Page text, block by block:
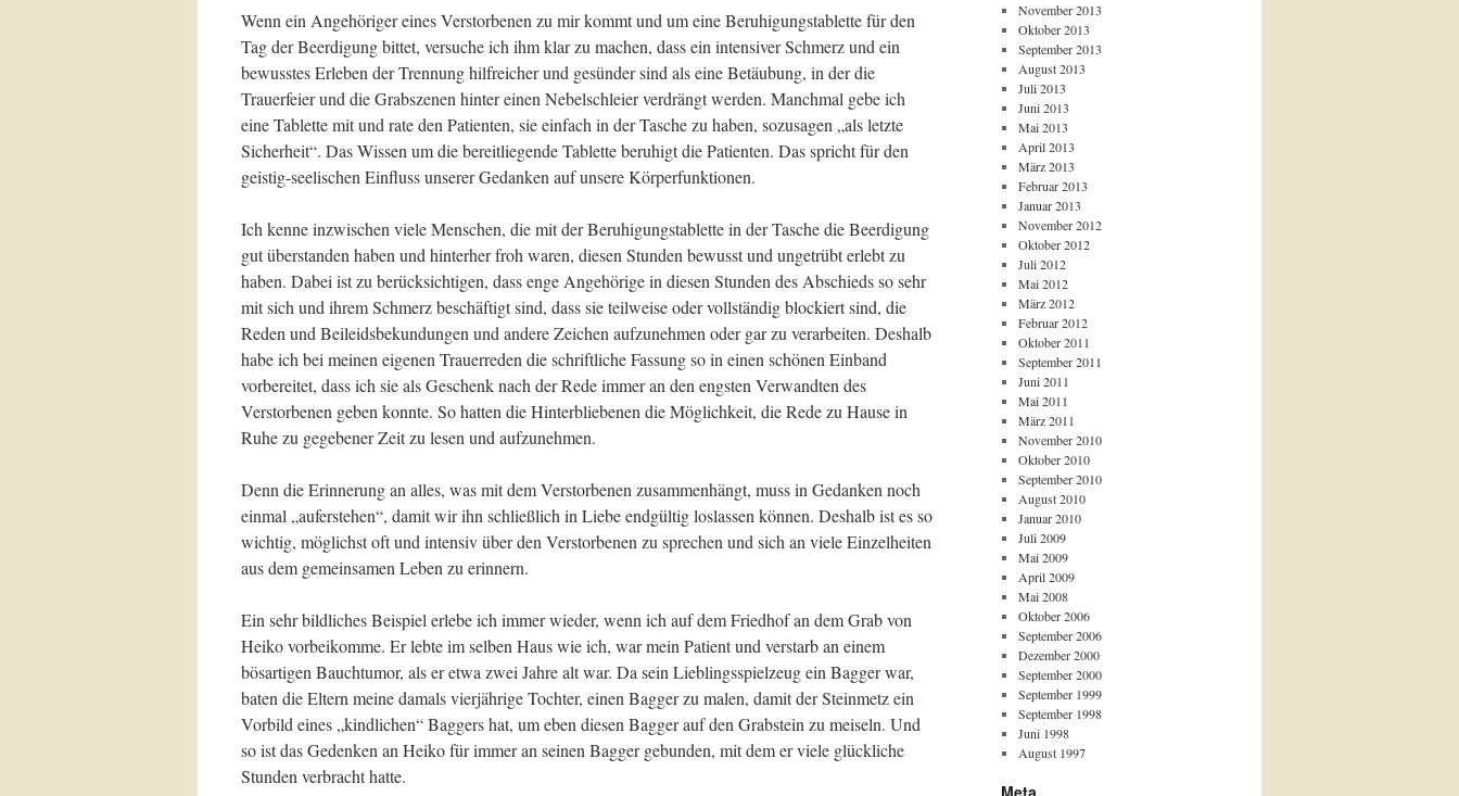
Wenn ein Angehöriger eines Verstorbenen zu mir kommt und um eine Beruhigungstablette für den
Tag der Beerdigung bittet, versuche ich ihm klar zu machen, dass ein intensiver Schmerz und ein
bewusstes Erleben der Trennung hilfreicher und gesünder sind als eine Betäubung, in der die
Trauerfeier und die Grabszenen hinter einen Nebelschleier verdrängt werden. Manchmal gebe ich
eine Tablette mit und rate den Patienten, sie einfach in der Tasche zu haben, sozusagen „als letzte
Sicherheit“. Das Wissen um die bereitliegende Tablette beruhigt die Patienten. Das spricht für den
geistig-seelischen Einfluss unserer Gedanken auf unsere Körperfunktionen.
Ich kenne inzwischen viele Menschen, die mit der Beruhigungstablette in der Tasche die Beerdigung
gut überstanden haben und hinterher froh waren, diesen Stunden bewusst und ungetrübt erlebt zu
haben. Dabei ist zu berücksichtigen, dass enge Angehörige in diesen Stunden des Abschieds so sehr
mit sich und ihrem Schmerz beschäftigt sind, dass sie teilweise oder vollständig blockiert sind, die
Reden und Beileidsbekundungen und andere Zeichen aufzunehmen oder gar zu verarbeiten. Deshalb
habe ich bei meinen eigenen Trauerreden die schriftliche Fassung so in einen schönen Einband
vorbereitet, dass ich sie als Geschenk nach der Rede immer an den engsten Verwandten des
Verstorbenen geben konnte. So hatten die Hinterbliebenen die Möglichkeit, die Rede zu Hause in
Ruhe zu gegebener Zeit zu lesen und aufzunehmen.
Denn die Erinnerung an alles, was mit dem Verstorbenen zusammenhängt, muss in Gedanken noch
einmal „auferstehen“, damit wir ihn schließlich in Liebe endgültig loslassen können. Deshalb ist es so
wichtig, möglichst oft und intensiv über den Verstorbenen zu sprechen und sich an viele Einzelheiten
aus dem gemeinsamen Leben zu erinnern.
Ein sehr bildliches Beispiel erlebe ich immer wieder, wenn ich auf dem Friedhof an dem Grab von
Heiko vorbeikomme. Er lebte im selben Haus wie ich, war mein Patient und verstarb an einem
bösartigen Bauchtumor, als er etwa zwei Jahre alt war. Da sein Lieblingsspielzeug ein Bagger war,
baten die Eltern meine damals vierjährige Tochter, einen Bagger zu malen, damit der Steinmetz ein
Vorbild eines „kindlichen“ Baggers hat, um eben diesen Bagger auf den Grabstein zu meiseln. Und
so ist das Gedenken an Heiko für immer an seinen Bagger gebunden, mit dem er viele glückliche
Stunden verbracht hatte.
November 2013
Oktober 2013
September 2013
August 2013
Juli 2013
Juni 2013
Mai 2013
April 2013
März 2013
Februar 2013
Januar 2013
November 2012
Oktober 2012
Juli 2012
Mai 2012
März 2012
Februar 2012
Oktober 2011
September 2011
Juni 2011
Mai 2011
März 2011
November 2010
Oktober 2010
September 2010
August 2010
Januar 2010
Juli 2009
Mai 2009
April 2009
Mai 2008
Oktober 2006
September 2006
Dezember 2000
September 2000
September 1999
September 1998
Juni 1998
August 1997
Meta